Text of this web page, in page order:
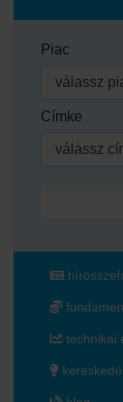
Piac
válassz
Címke
válassz
technikai